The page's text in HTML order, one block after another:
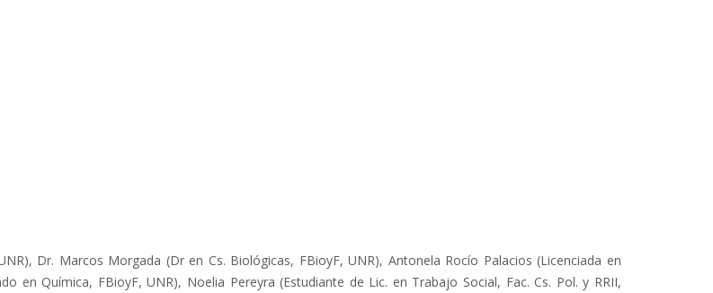
Dr. Marcos Morgada (Dr en Cs. Biológicas, FBioyF, UNR), Antonela Rocío Palacios (Licenciada en
en Química, FBioyF, UNR), Noelia Pereyra (Estudiante de Lic. en Trabajo Social, Fac. Cs. Pol. y RRII,